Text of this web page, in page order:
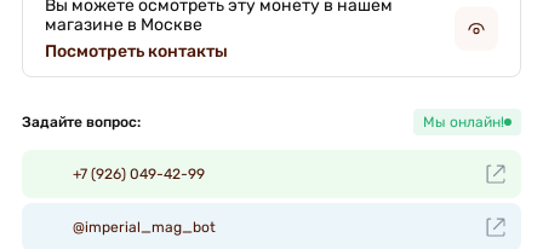
Вы можете осмотреть эту монету в нашем
магазине в Москве
Посмотреть контакты
Задайте вопрос: Мы онлайн!
+7 (926) 049-42-99
@imperial_mag_bot